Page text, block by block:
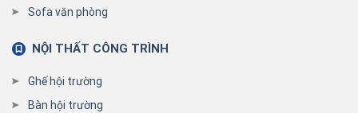
Sofa văn phòng
NỘI THẤT CÔNG TRÌNH
Ghế hội trường
Bàn hội trường